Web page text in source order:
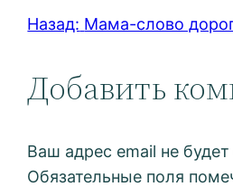
Назад: Мама-слово
Добавить
Ваш адрес email не
Обязательные поля